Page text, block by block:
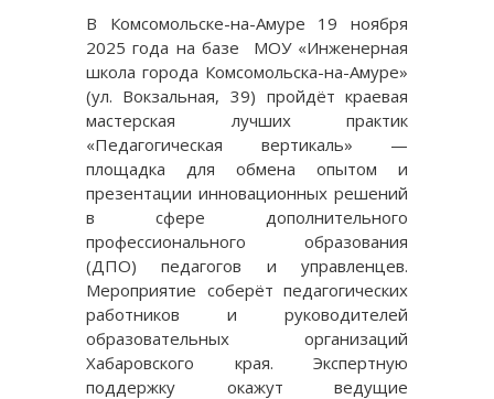
В Комсомольске-на-Амуре 19 ноября
2025 года на базе МОУ «Инженерная
школа города Комсомольска-на-Амуре»
(ул. Вокзальная, 39) пройдёт краевая
мастерская лучших практик
«Педагогическая вертикаль» —
площадка для обмена опытом и
презентации инновационных решений
в сфере дополнительного
профессионального образования
(ДПО) педагогов и управленцев.
Мероприятие соберёт педагогических
работников и руководителей
образовательных организаций
Хабаровского края. Экспертную
поддержку окажут ведущие